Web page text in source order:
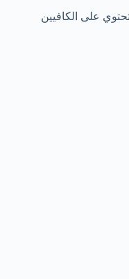
على الكافيين